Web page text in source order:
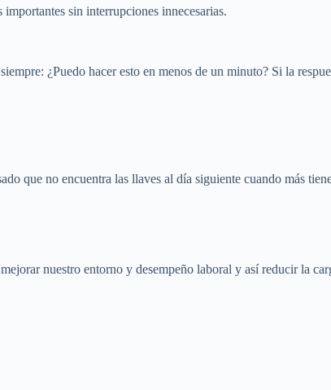
sin interrupciones innecesarias.
¿Puedo hacer esto en menos de un minuto? Si la
que no encuentra las llaves al día siguiente cuando más
nuestro entorno y desempeño laboral y así reducir la